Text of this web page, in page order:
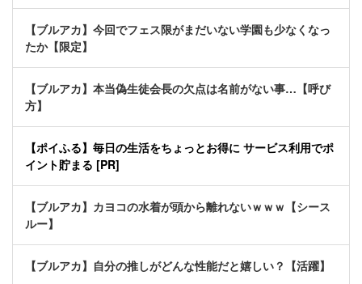
【ブルアカ】今回でフェス限がまだいない学園も少なくなっ
たか【限定】
【ブルアカ】本当偽生徒会長の欠点は名前がない事…【呼び
方】
【ポイふる】毎日の生活をちょっとお得に サービス利用でポ
イント貯まる [PR]
【ブルアカ】カヨコの水着が頭から離れないｗｗｗ【シース
ルー】
【ブルアカ】自分の推しがどんな性能だと嬉しい？【活躍】